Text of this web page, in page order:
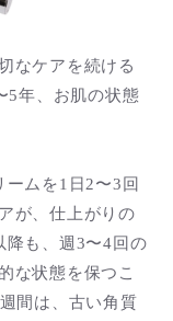
なケアを続ける
5年、お肌の状態
ムを1日2〜3回
が、仕上がりの
降も、週3〜4回の
な状態を保つこ
間は、古い角質